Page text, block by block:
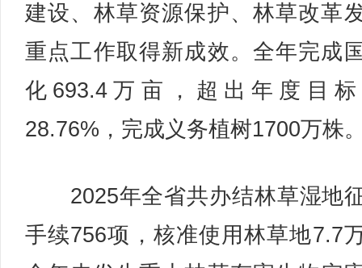
建设、林草资源保护、林草改革
重点工作取得新成效。全年完成
化693.4万亩，超出年度目
28.76%，完成义务植树1700万株
2025年全省共办结林草湿地
手续756项，核准使用林草地7.7